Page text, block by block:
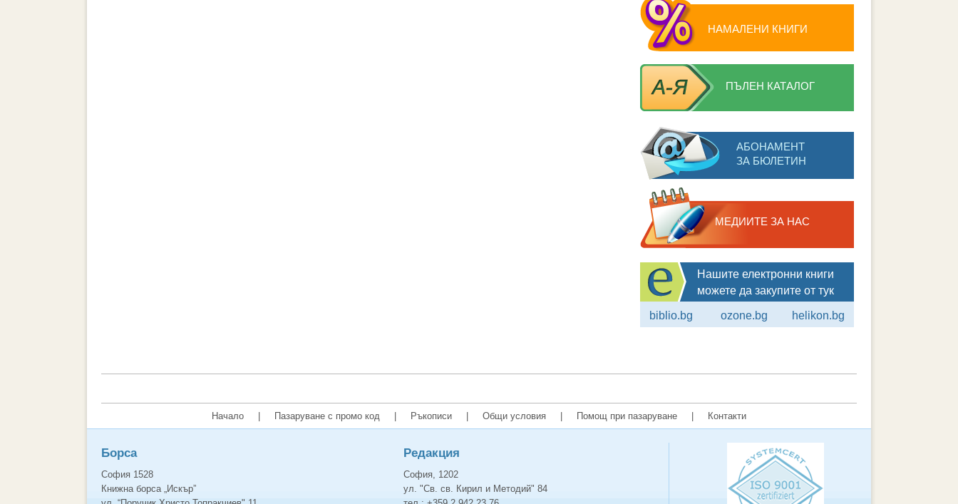
НАМАЛЕНИ КНИГИ
ПЪЛЕН КАТАЛОГ
АБОНАМЕНТ
ЗА БЮЛЕТИН
МЕДИИТЕ ЗА НАС
Нашите електронни книги
можете да закупите от тук
biblio.bg ozone.bg helikon.bg
Начало Пазаруване с промо код Ръкописи Общи условия Помощ при пазаруване Контакти
Борса
София 1528
Книжна борса „Искър”
Редакция
София, 1202
ул. "Св. св. Кирил и Методий" 84